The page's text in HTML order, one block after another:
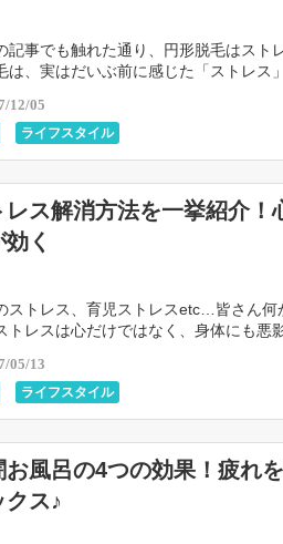
記事でも触れた通り、円形脱毛はスト
は、実はだいぶ前に感じた「ストレス
12/05
ライフスタイル
レス解消方法を一挙紹介！
く
ストレス、育児ストレスetc…皆さん何
トレスは心だけではなく、身体にも悪
05/13
ライフスタイル
お風呂の4つの効果！疲れ
クス♪